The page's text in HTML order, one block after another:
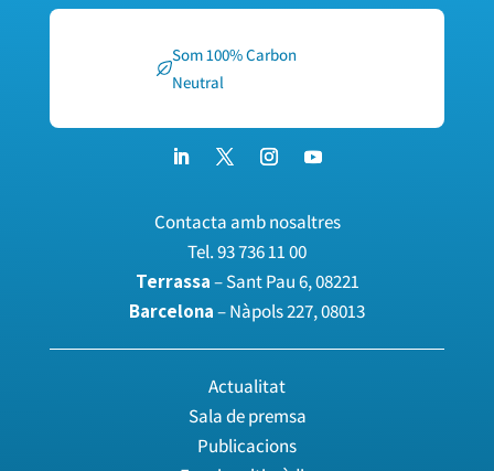
Som 100% Carbon
Neutral
Contacta amb nosaltres
Tel.93 736 11 00
Terrassa– Sant Pau 6, 08221
Barcelona– Nàpols 227, 08013
Actualitat
Sala de premsa
Publicacions